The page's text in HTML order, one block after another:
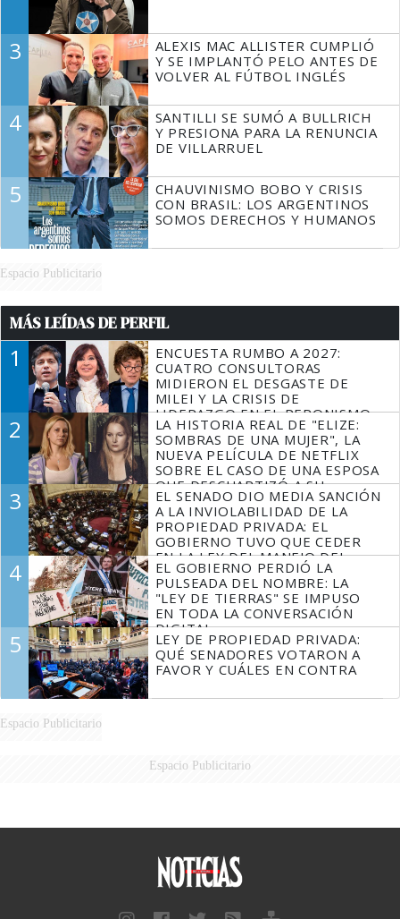
3
ALEXIS MAC ALLISTER CUMPLIÓ
Y SE IMPLANTÓ PELO ANTES DE
VOLVER AL FÚTBOL INGLÉS
4
SANTILLI SE SUMÓ A BULLRICH
Y PRESIONA PARA LA RENUNCIA
DE VILLARRUEL
5
CHAUVINISMO BOBO Y CRISIS
CON BRASIL: LOS ARGENTINOS
SOMOS DERECHOS Y HUMANOS
Espacio Publicitario
MÁS LEÍDAS DE PERFIL
1
ENCUESTA RUMBO A 2027:
CUATRO CONSULTORAS
MIDIERON EL DESGASTE DE
MILEI Y LA CRISIS DE
LIDERAZGO EN EL PERONISMO
2
LA HISTORIA REAL DE "ELIZE:
SOMBRAS DE UNA MUJER", LA
NUEVA PELÍCULA DE NETFLIX
SOBRE EL CASO DE UNA ESPOSA
QUE DESCUARTIZÓ A SU
MARIDO
3
EL SENADO DIO MEDIA SANCIÓN
A LA INVIOLABILIDAD DE LA
PROPIEDAD PRIVADA: EL
GOBIERNO TUVO QUE CEDER
EN LA LEY DEL MANEJO DEL
FUEGO
4
EL GOBIERNO PERDIÓ LA
PULSEADA DEL NOMBRE: LA
"LEY DE TIERRAS" SE IMPUSO
EN TODA LA CONVERSACIÓN
DIGITAL
5
LEY DE PROPIEDAD PRIVADA:
QUÉ SENADORES VOTARON A
FAVOR Y CUÁLES EN CONTRA
Espacio Publicitario
Espacio Publicitario